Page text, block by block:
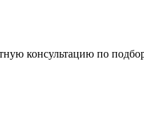
консультацию по